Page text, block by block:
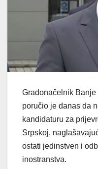
Gradonačelnik
poručio je danas da
kandidaturu za
Srpskoj,
ostati jedinstven i
inostranstva.